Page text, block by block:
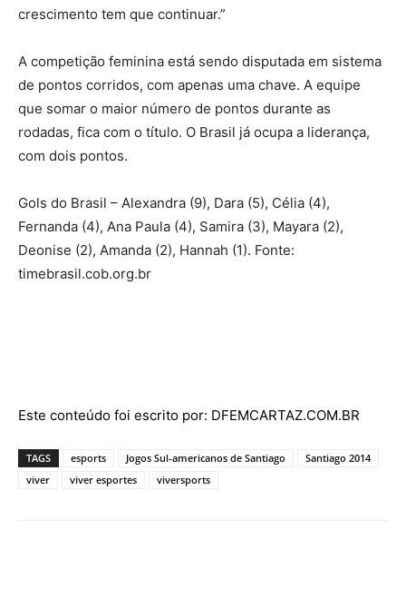
crescimento tem que continuar.”
A competição feminina está sendo disputada em sistema
de pontos corridos, com apenas uma chave. A equipe
que somar o maior número de pontos durante as
rodadas, fica com o título. O Brasil já ocupa a liderança,
com dois pontos.
Gols do Brasil – Alexandra (9), Dara (5), Célia (4),
Fernanda (4), Ana Paula (4), Samira (3), Mayara (2),
Deonise (2), Amanda (2), Hannah (1). Fonte:
timebrasil.cob.org.br
Este conteúdo foi escrito por: DFEMCARTAZ.COM.BR
TAGS esports Jogos Sul-americanos de Santiago
Santiago 2014
viver
viver esportes viversports